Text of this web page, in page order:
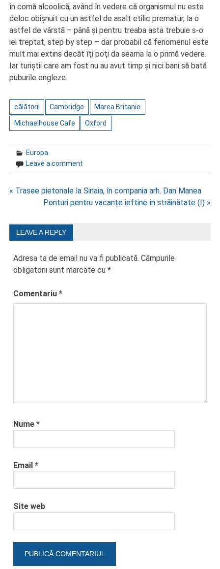
în comă alcoolică, având în vedere că organismul nu este
deloc obişnuit cu un astfel de asalt etilic prematur, la o
astfel de vârstă – până şi pentru treaba asta trebuie s-o
iei treptat, step by step – dar probabil că fenomenul este
mult mai extins decât îţi poţi da seama la o primă vedere.
Iar turiştii care am fost nu au avut timp şi nici bani să bată
puburile engleze.
călătorii Cambridge Marea Britanie
Michaelhouse Cafe Oxford
Europa
Leave a comment
Navigare
articole
« Trasee pietonale la Sinaia, în compania arh. Dan Manea
Ponturi pentru vacanțe ieftine în străinătate (I) »
LEAVE A REPLY
Adresa ta de email nu va fi publicată. Câmpurile
obligatorii sunt marcate cu*
Comentariu*
Nume*
Email*
Site web